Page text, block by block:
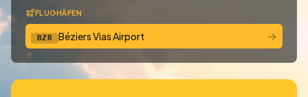
FLUGHÄFEN
BZR Béziers Vias Airport →